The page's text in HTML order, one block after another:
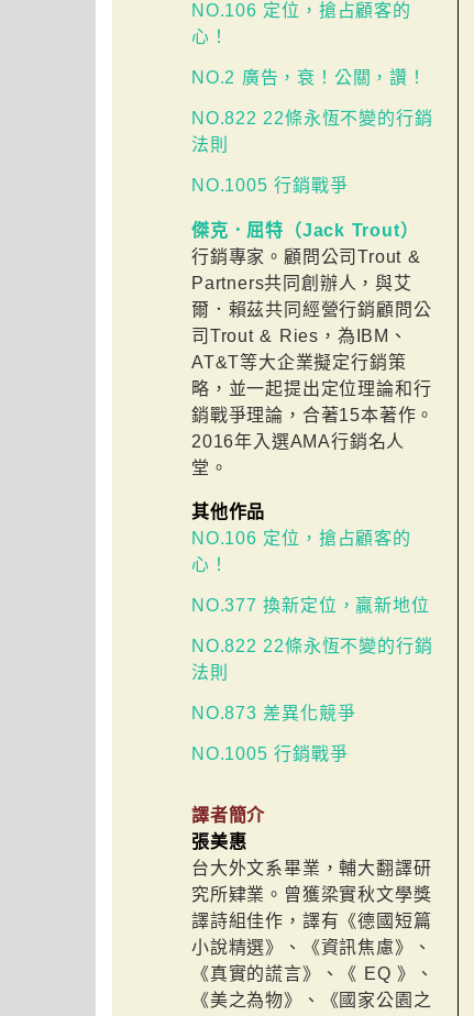
NO.106 定位，搶占顧客的
心！
NO.2 廣告，衰！公關，讚！
NO.822 22條永恆不變的行銷
法則
NO.1005 行銷戰爭
傑克．屈特（Jack Trout）
行銷專家。顧問公司Trout &
Partners共同創辦人，與艾
爾．賴茲共同經營行銷顧問公
司Trout & Ries，為IBM、
AT&T等大企業擬定行銷策
略，並一起提出定位理論和行
銷戰爭理論，合著15本著作。
2016年入選AMA行銷名人
堂。
其他作品
NO.106 定位，搶占顧客的
心！
NO.377 換新定位，贏新地位
NO.822 22條永恆不變的行銷
法則
NO.873 差異化競爭
NO.1005 行銷戰爭
譯者簡介
張美惠
台大外文系畢業，輔大翻譯研
究所肄業。曾獲梁實秋文學獎
譯詩組佳作，譯有《德國短篇
小說精選》、《資訊焦慮》、
《真實的謊言》、《 EQ 》、
《美之為物》、《國家公園之